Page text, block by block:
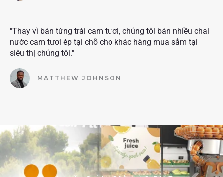
"Thay vì bán từng trái cam tươi, chúng tôi bán nhiều chai
nước cam tươi ép tại chỗ cho khác hàng mua sắm tại
siêu thị chúng tôi."
MATTHEW JOHNSON